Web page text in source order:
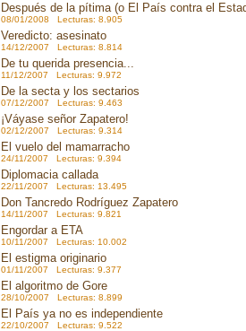
Después de la pítima (o El País contra el
08/01/2008 Lecturas: 8.905
Veredicto: asesinato
14/12/2007 Lecturas: 8.814
De tu querida presencia...
11/12/2007 Lecturas: 9.972
De la secta y los sectarios
07/12/2007 Lecturas: 9.463
¡Váyase señor Zapatero!
02/12/2007 Lecturas: 9.314
El vuelo del mamarracho
24/11/2007 Lecturas: 9.394
Diplomacia callada
22/11/2007 Lecturas: 13.495
Don Tancredo Rodríguez Zapatero
14/11/2007 Lecturas: 9.821
Engordar a ETA
10/11/2007 Lecturas: 10.002
El estigma originario
01/11/2007 Lecturas: 9.377
El algoritmo de Gore
28/10/2007 Lecturas: 8.899
El País ya no es independiente
22/10/2007 Lecturas: 9.522